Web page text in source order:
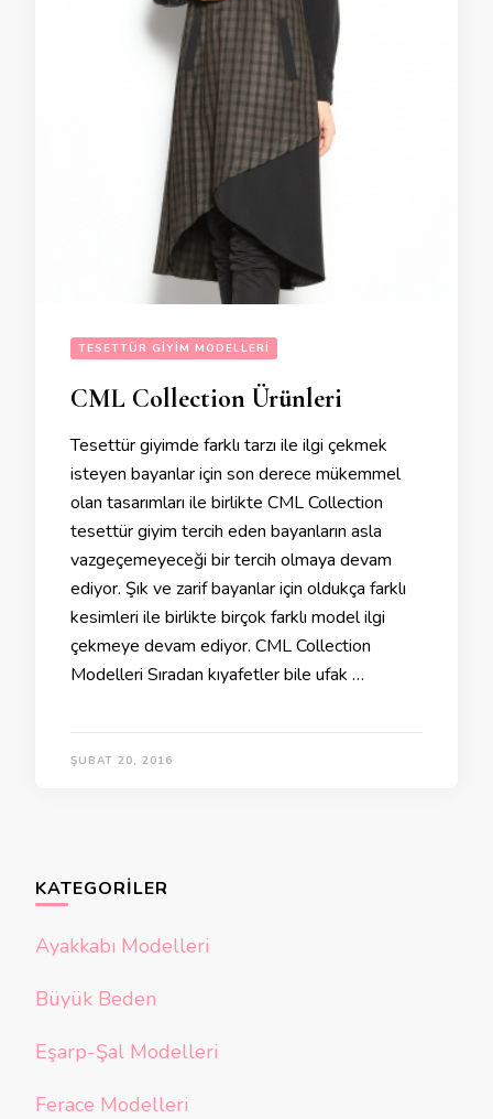
TESETTÜR GIYIM MODELLERI
CML Collection Ürünleri
Tesettür giyimde farklı tarzı ile ilgi çekmek
isteyen bayanlar için son derece mükemmel
olan tasarımları ile birlikte CML Collection
tesettür giyim tercih eden bayanların asla
vazgeçemeyeceği bir tercih olmaya devam
ediyor. Şık ve zarif bayanlar için oldukça farklı
kesimleri ile birlikte birçok farklı model ilgi
çekmeye devam ediyor. CML Collection
Modelleri Sıradan kıyafetler bile ufak …
ŞUBAT 20, 2016
KATEGORILER
Ayakkabı Modelleri
Büyük Beden
Eşarp-Şal Modelleri
Ferace Modelleri